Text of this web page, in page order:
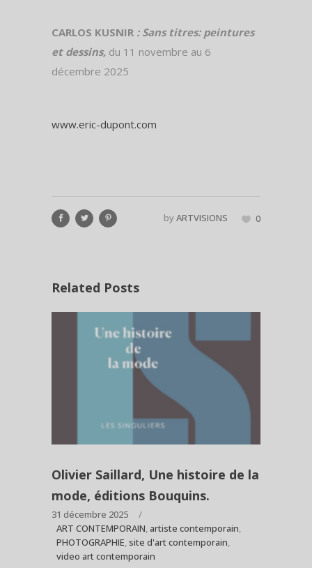
CARLOS KUSNIR : Sans titres: peintures
et dessins, du 11 novembre au 6
décembre 2025
www.eric-dupont.com
byARTVISIONS 0
Related Posts
Olivier Saillard, Une histoire de la
mode, éditions Bouquins.
31 décembre 2025
ART CONTEMPORAIN, artiste contemporain,
PHOTOGRAPHIE,site d'art contemporain,
video art contemporain